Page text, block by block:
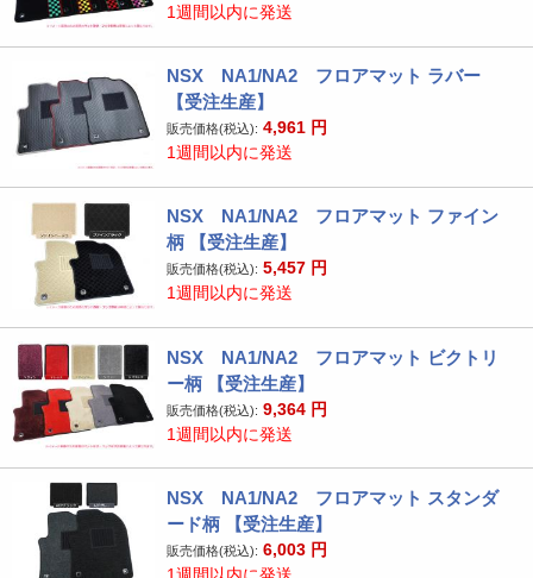
1週間以内に発送
NSX NA1/NA2 フロアマット ラバー
【受注生産】
販売価格(税込): 4,961 円
1週間以内に発送
NSX NA1/NA2 フロアマット ファイン
柄 【受注生産】
販売価格(税込): 5,457 円
1週間以内に発送
NSX NA1/NA2 フロアマット ビクトリ
ー柄 【受注生産】
販売価格(税込): 9,364 円
1週間以内に発送
NSX NA1/NA2 フロアマット スタンダ
ード柄 【受注生産】
販売価格(税込): 6,003 円
1週間以内に発送